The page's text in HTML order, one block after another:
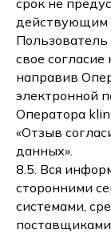
срок не
действующим
свое
направив
электронной
Оператора
«Отзыв
данных».
8.5. Вся
сторонними
системами,
поставщиками